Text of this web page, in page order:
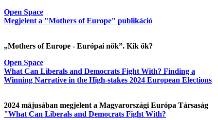
Open Space
Megjelent a "Mothers of Europe" publikáció
„Mothers of Europe - Európai nők”. Kik ők?
Open Space
What Can Liberals and Democrats Fight With? Finding a
Winning Narrative in the High-stakes 2024 European Elections
2024 májusában megjelent a Magyarországi Európa Társaság
"What Can Liberals and Democrats Fight With?